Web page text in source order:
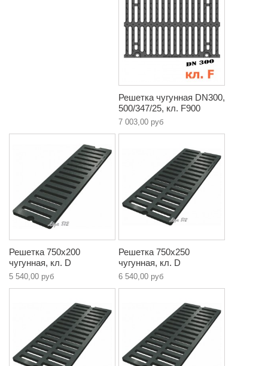
Решетка чугунная DN300,
500/347/25, кл. F900
7 003,00 руб
Решетка 750х200
чугунная, кл. D
5 540,00 руб
Решетка 750х250
чугунная, кл. D
6 540,00 руб